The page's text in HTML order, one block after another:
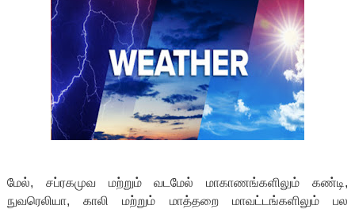
மேல், சப்ரகமுவ மற்றும் வடமேல் மாகாணங்களிலும் கண்டி,
நுவரெலியா, காலி மற்றும் மாத்தறை மாவட்டங்களிலும் பல